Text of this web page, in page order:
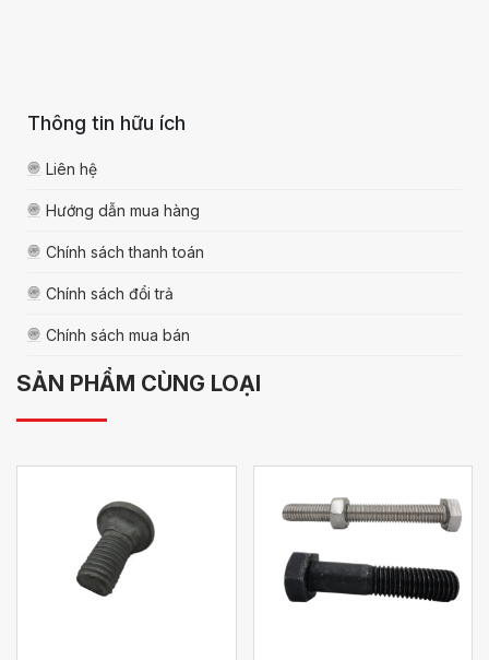
Thông tin hữu ích
Liên hệ
Hướng dẫn mua hàng
Chính sách thanh toán
Chính sách đổi trả
Chính sách mua bán
SẢN PHẨM CÙNG LOẠI